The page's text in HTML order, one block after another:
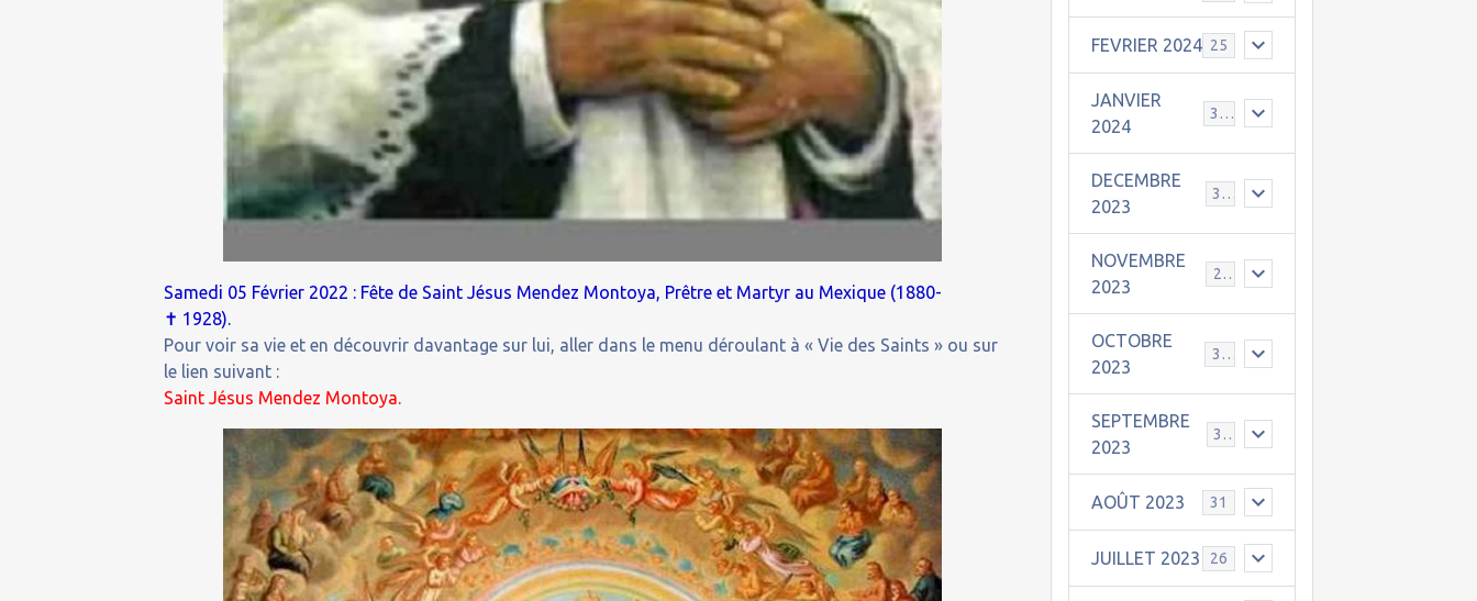
Samedi 05 Février 2022 : Fête de Saint Jésus Mendez Montoya, Prêtre et Martyr au Mexique (1880-
✝ 1928).
Pour voir sa vie et en découvrir davantage sur lui, aller dans le menu déroulant à « Vie des Saints » ou sur
le lien suivant :
Saint Jésus Mendez Montoya.
FEVRIER 2024 25
JANVIER
2024
30
DECEMBRE
2023
31
NOVEMBRE
2023
24
OCTOBRE
2023
31
SEPTEMBRE
2023
30
AOÛT 2023 31
JUILLET 2023 26